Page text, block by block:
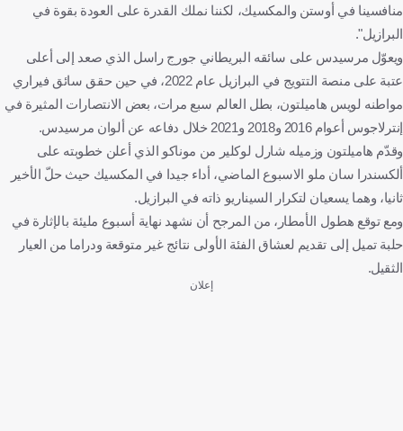
منافسينا في أوستن والمكسيك، لكننا نملك القدرة على العودة بقوة في
البرازيل".
ويعوّل مرسيدس على سائقه البريطاني جورج راسل الذي صعد إلى أعلى
عتبة على منصة التتويج في البرازيل عام 2022، في حين حقق سائق فيراري
مواطنه لويس هاميلتون، بطل العالم سبع مرات، بعض الانتصارات المثيرة في
إنترلاجوس أعوام 2016 و2018 و2021 خلال دفاعه عن ألوان مرسيدس.
وقدّم هاميلتون وزميله شارل لوكلير من موناكو الذي أعلن خطوبته على
ألكسندرا سان ملو الاسبوع الماضي، أداء جيدا في المكسيك حيث حلّ الأخير
ثانيا، وهما يسعيان لتكرار السيناريو ذاته في البرازيل.
ومع توقع هطول الأمطار، من المرجح أن نشهد نهاية أسبوع مليئة بالإثارة في
حلبة تميل إلى تقديم لعشاق الفئة الأولى نتائج غير متوقعة ودراما من العيار
الثقيل.
إعلان